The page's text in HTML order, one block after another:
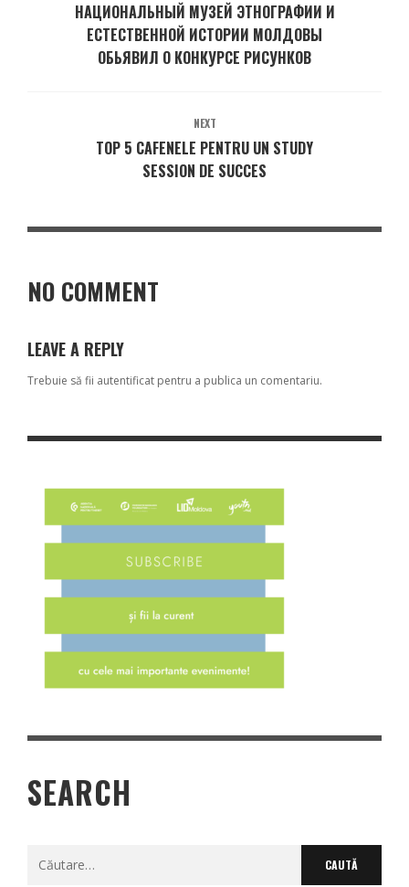
НАЦИОНАЛЬНЫЙ МУЗЕЙ ЭТНОГРАФИИ И
ЕСТЕСТВЕННОЙ ИСТОРИИ МОЛДОВЫ
ОБЬЯВИЛ О КОНКУРСЕ РИСУНКОВ
NEXT
TOP 5 CAFENELE PENTRU UN STUDY
SESSION DE SUCCES
NO COMMENT
LEAVE A REPLY
Trebuie să fii autentificat pentru a publica un comentariu.
SEARCH
Caută